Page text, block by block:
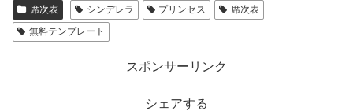
席次表 シンデレラ プリンセス
席次表
無料テンプレート
スポンサーリンク
シェアする